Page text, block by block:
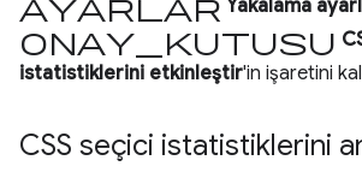
ayarlar Yakalama
onay_kutusu
istatistiklerini etkinleştir'in işaretini
CSS seçici istatistiklerini